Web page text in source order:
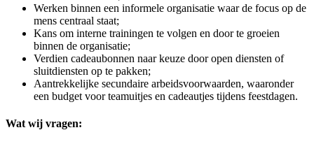
Werken binnen een informele organisatie waar de focus op de
mens centraal staat;
Kans om interne trainingen te volgen en door te groeien
binnen de organisatie;
Verdien cadeaubonnen naar keuze door open diensten of
sluitdiensten op te pakken;
Aantrekkelijke secundaire arbeidsvoorwaarden, waaronder
een budget voor teamuitjes en cadeautjes tijdens feestdagen.
Wat wij vragen: